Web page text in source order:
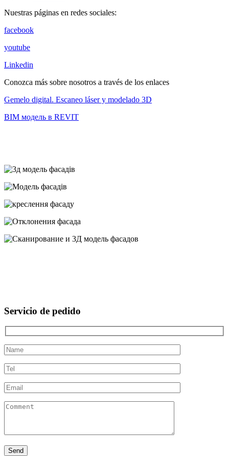
Nuestras páginas en redes sociales:
facebook
youtube
Linkedin
Conozca más sobre nosotros a través de los enlaces
Gemelo digital. Escaneo láser y modelado 3D
BIM модель в REVIT
Servicio de pedido